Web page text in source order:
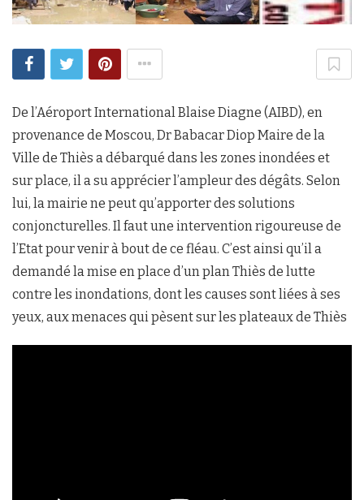
De l’Aéroport International Blaise Diagne (AIBD), en
provenance de Moscou, Dr Babacar Diop Maire de la
Ville de Thiès a débarqué dans les zones inondées et
sur place, il a su apprécier l’ampleur des dégâts. Selon
lui, la mairie ne peut qu’apporter des solutions
conjoncturelles. Il faut une intervention rigoureuse de
l’Etat pour venir à bout de ce fléau. C’est ainsi qu’il a
demandé la mise en place d’un plan Thiès de lutte
contre les inondations, dont les causes sont liées à ses
yeux, aux menaces qui pèsent sur les plateaux de Thiès